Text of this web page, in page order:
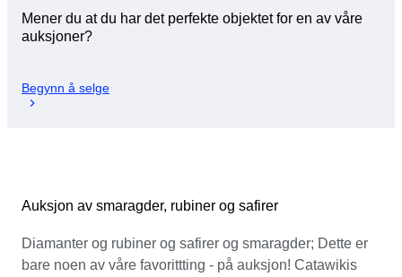
Mener du at du har det perfekte objektet for en av våre
auksjoner?
Begynn å selge
Auksjon av smaragder, rubiner og safirer
Diamanter og rubiner og safirer og smaragder; Dette er
bare noen av våre favorittting - på auksjon! Catawikis